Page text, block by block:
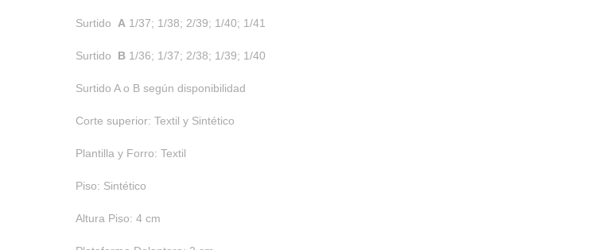
Surtido A 1/37; 1/38; 2/39; 1/40; 1/41
Surtido B 1/36; 1/37; 2/38; 1/39; 1/40
Surtido A o B según disponibilidad
Corte superior: Textil y Sintético
Plantilla y Forro: Textil
Piso: Sintético
Altura Piso: 4 cm